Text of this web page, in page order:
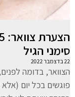
סימני הגיל
22 בדצמבר 2022
הצוואר, בדומה
פוגשים בכל יום